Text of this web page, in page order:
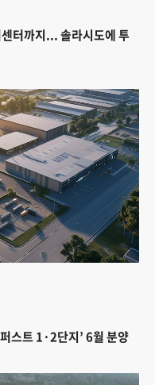
터까지... 솔라시도에 투
스트 1·2단지’ 6월 분양